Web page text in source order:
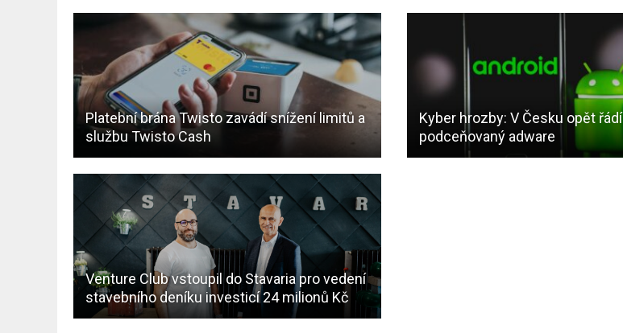
Platební brána Twisto zavádí snížení limitů a
službu Twisto Cash
Kyber hrozby: V Česku opět řádí
podceňovaný adware
Venture Club vstoupil do Stavaria pro vedení
stavebního deníku investicí 24 milionů Kč